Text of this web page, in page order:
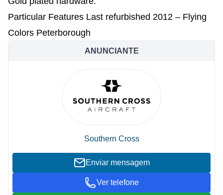
Particular Features Last refurbished 2012 – Flying
Colors Peterborough
ANUNCIANTE
Southern Cross
Enviar mensagem
Ver telefone